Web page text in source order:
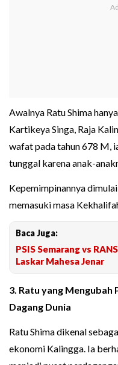
Awalnya Ratu Shima
Kartikeya Singa, Raja
wafat pada tahun 678 M,
tunggal karena anak-
Kepemimpinannya
memasuki masa
Baca Juga:
PSIS Semarang vs
Laskar Mahesa Jenar
3. Ratu yang Mengubah
Dagang Dunia
Ratu Shima dikenal
ekonomi Kalingga. Ia